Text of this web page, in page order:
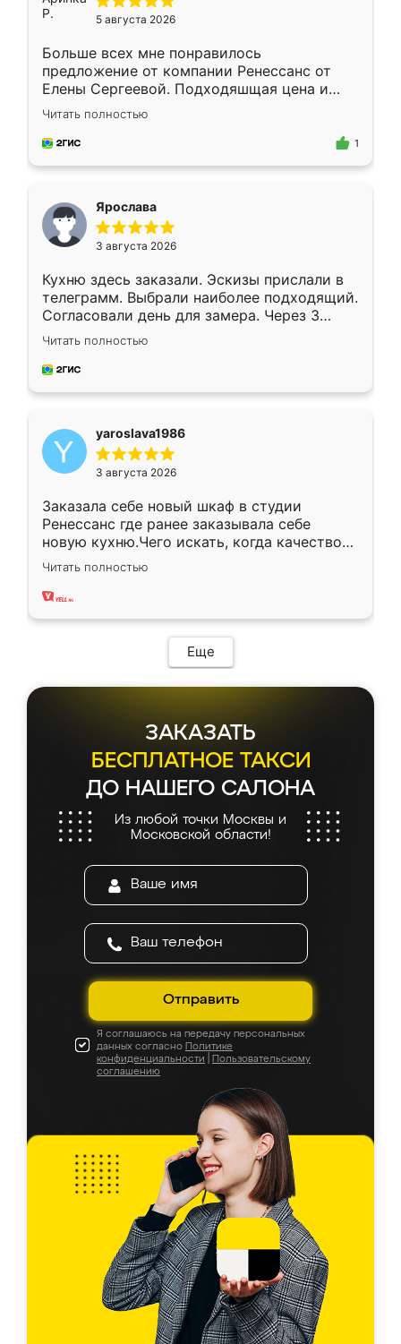
5 августа 2026
Больше всех мне понравилось
предложение от компании Ренессанс от
Елены Сергеевой. Подходяшщая цена и
короткие сроки изготовления. Приехавший
для замера сотрудник Владислав
предложил по моему эскизу самый
Читать полностью
1
Ярослава
3 августа 2026
Кухню здесь заказали. Эскизы прислали в
телеграмм. Выбрали наиболее подходящий.
Согласовали день для замера. Через 3
недели кухня была уже готова. Остались
довольны работой. Спасибо Ренессанс
мебель за качественную работу!
Читать полностью
yaroslava1986
3 августа 2026
Заказала себе новый шкаф в студии
Ренессанс где ранее заказывала себе
новую кухню.Чего искать, когда качеством
вполне довольна. Служит кухня уже почти
два года, нареканий нет.
Читать полностью
Еще
ЗАКАЗАТЬ
БЕСПЛАТНОЕ ТАКСИ
ДО НАШЕГО САЛОНА
Из любой точки Москвы и
Московской области!
Отправить
Я соглашаюсь на передачу персональных
данных согласно Политике
конфиденциальности
Пользовательскому
соглашению